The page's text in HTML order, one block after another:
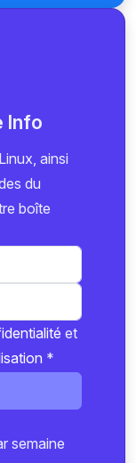
Info
ainsi
du
boîte
et
*
semaine